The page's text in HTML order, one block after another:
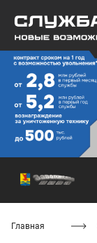
Главная